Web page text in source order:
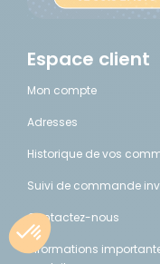
Espace client
Mon compte
Adresses
Historique de vos
Suivi de commande
Contactez-nous
Informations